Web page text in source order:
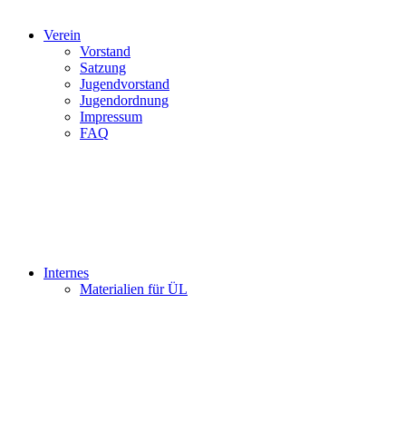
Verein
Vorstand
Satzung
Jugendvorstand
Jugendordnung
Impressum
FAQ
Internes
Materialien für ÜL